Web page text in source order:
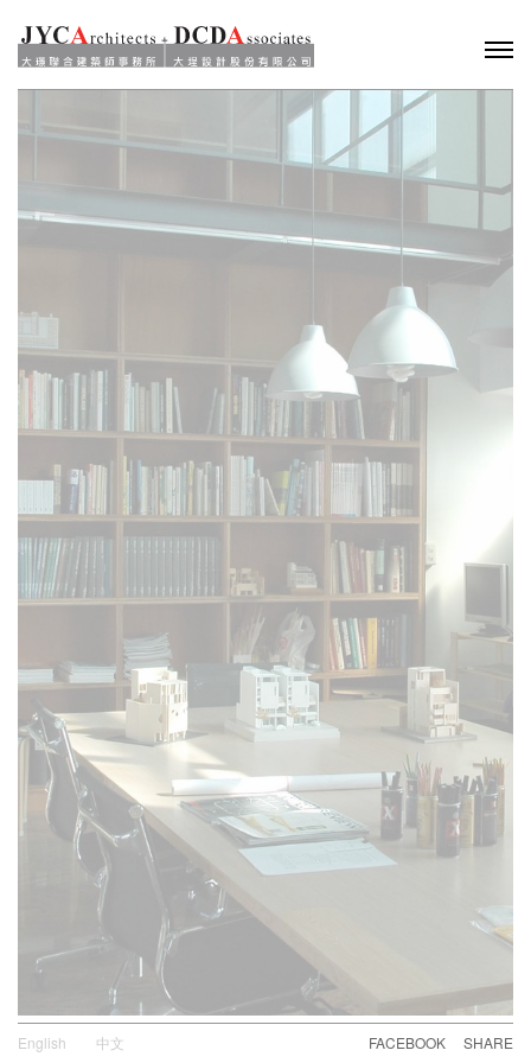
English 中文 SHARE
FACEBOOK